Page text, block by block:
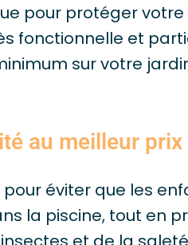
pour protéger votre
fonctionnelle et
sur votre
au meilleur prix
pour éviter que les
la piscine, tout en